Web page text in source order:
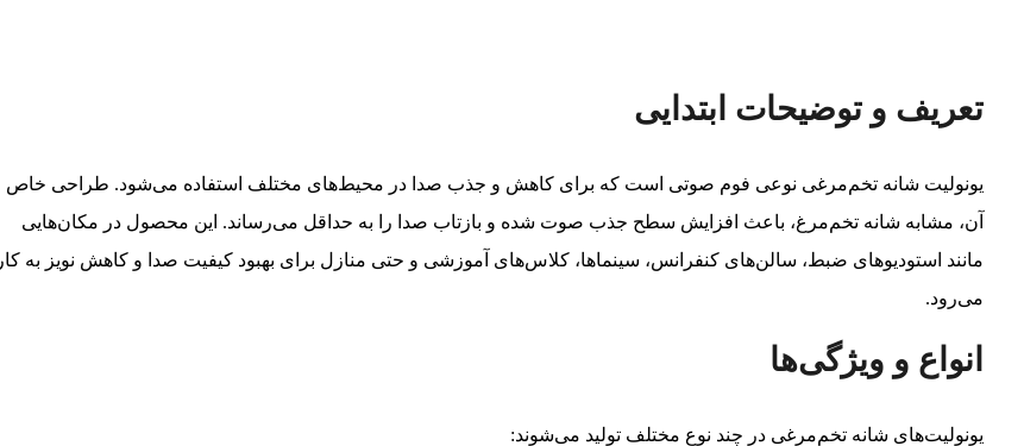
تعریف و توضیحات ابتدایی
یونولیت شانه تخم‌مرغی نوعی فوم صوتی است که برای کاهش و جذب صدا در محیط‌های مختلف استفاده می‌شود. طراحی خاص
آن، مشابه شانه تخم‌مرغ، باعث افزایش سطح جذب صوت شده و بازتاب صدا را به حداقل می‌رساند. این محصول در مکان‌هایی
مانند استودیوهای ضبط، سالن‌های کنفرانس، سینماها، کلاس‌های آموزشی و حتی منازل برای بهبود کیفیت صدا و کاهش نویز به کار
می‌رود.
انواع و ویژگی‌ها
یونولیت‌های شانه تخم‌مرغی در چند نوع مختلف تولید می‌شوند: